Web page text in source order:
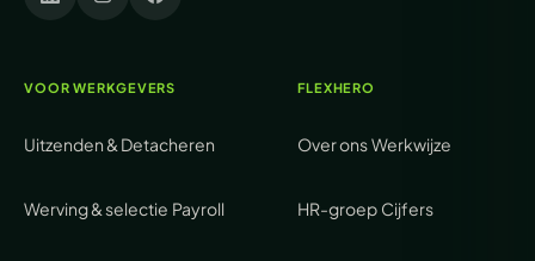
VOOR WERKGEVERS
Uitzenden & Detacheren
Werving & selectie Payroll
FLEXHERO
Over onsWerkwijze
HR-groep Cijfers